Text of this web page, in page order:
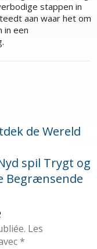
stappen in
aan waar het om
in een
de Wereld
spil Trygt og
Begrænsende
Les
*